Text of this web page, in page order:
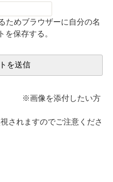
ためブラウザーに自分の名
を保存する。
※画像を添付したい方
されますのでご注意くださ